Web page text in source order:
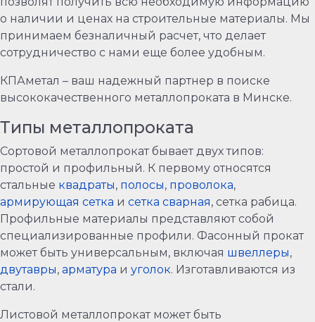
о наличии и ценах на строительные материалы. Мы
принимаем безналичный расчет, что делает
сотрудничество с нами еще более удобным.
КПАметал – ваш надежный партнер в поиске
высококачественного металлопроката в Минске.
Типы металлопроката
Сортовой металлопрокат бывает двух типов:
простой и профильный. К первому относятся
стальные квадраты, полосы, проволока,
армирующая сетка и сетка сварная, сетка рабица.
Профильные материалы представляют собой
специализированные профили. Фасонный прокат
может быть универсальным, включая швеллеры,
двутавры, арматура и уголок. Изготавливаются из
стали.
Листовой металлопрокат может быть